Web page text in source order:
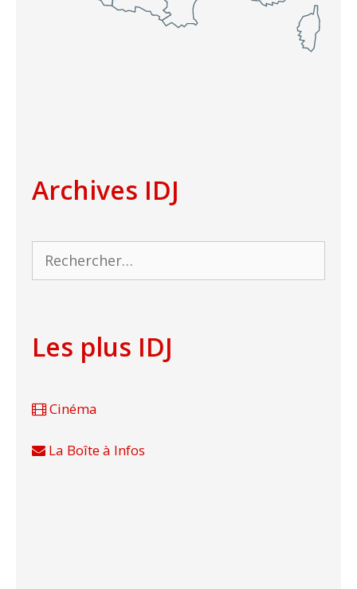
Archives IDJ
Rechercher :
Les plus IDJ
Cinéma
La Boîte à Infos